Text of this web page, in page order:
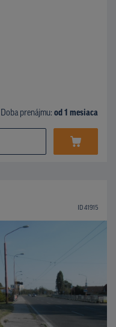
Doba prenájmu: od 1 mesiaca
ID 41915